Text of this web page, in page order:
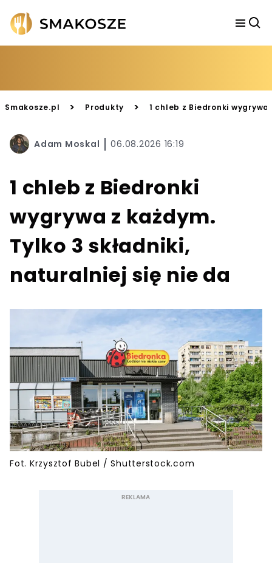
Smakosze.pl > Produkty > 1 chleb z Biedronki
Adam Moskal 06.08.2026 16:19
1 chleb z Biedronki
wygrywa z każdym.
Tylko 3 składniki,
naturalniej się nie da
Fot. Krzysztof Bubel / Shutterstock.com